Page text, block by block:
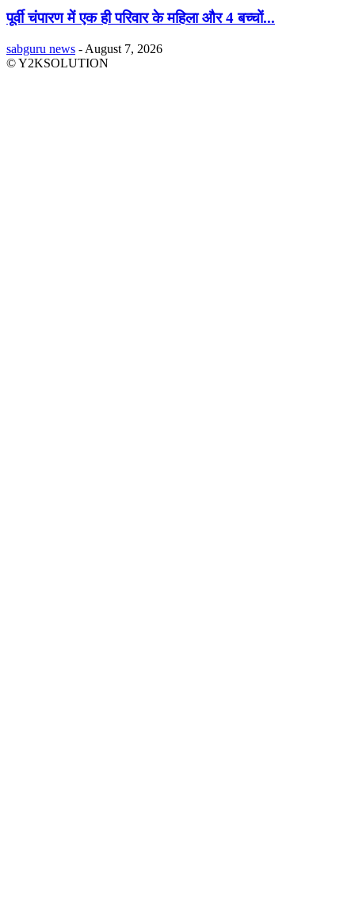
पूर्वी चंपारण में एक ही परिवार के महिला और 4 बच्चों...
sabguru news - August 7, 2026
© Y2KSOLUTION